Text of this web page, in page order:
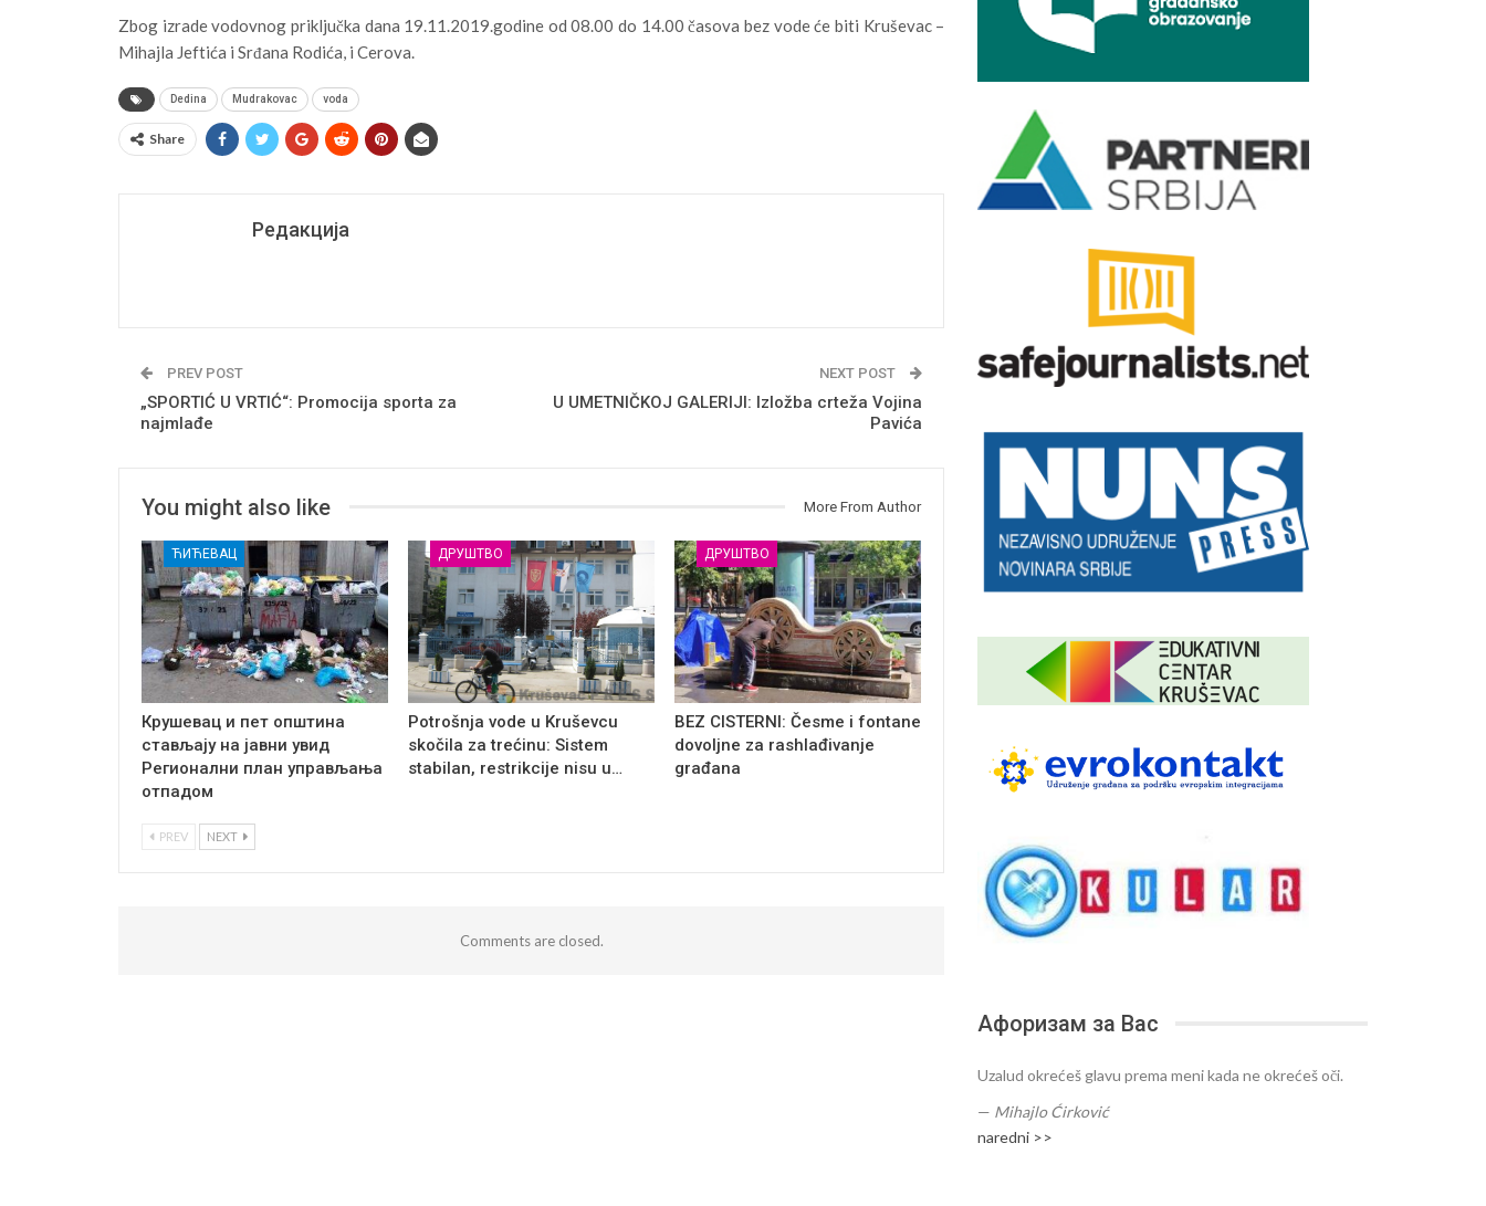
Zbog izrade vodovnog priključka dana 19.11.2019.godine od 08.00 do 14.00 časova bez vode će biti Kruševac –
Mihajla Jeftića i Srđana Rodića, i Cerova.
Dedina Mudrakovac voda
Share
Редакција
PREV POST
„SPORTIĆ U VRTIĆ“: Promocija sporta za
najmlađe
NEXT POST
U UMETNIČKOJ GALERIJI: Izložba crteža Vojina
Pavića
You might also like More From Author
ЋИЋЕВАЦ
Крушевац и пет општина
стављају на јавни увид
Регионални план управљања
отпадом
ДРУШТВО
Potrošnja vode u Kruševcu
skočila za trećinu: Sistem
stabilan, restrikcije nisu u…
ДРУШТВО
BEZ CISTERNI: Česme i fontane
dovoljne za rashlađivanje
građana
PREV NEXT
Comments are closed.
Афоризам за Вас
Uzalud okrećeš glavu prema meni kada ne okrećeš oči.
— Mihajlo Ćirković
naredni >>